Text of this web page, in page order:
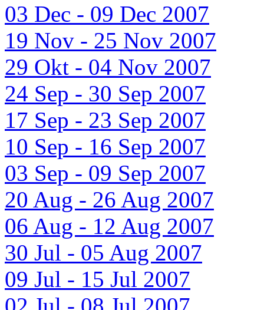
03 Dec - 09 Dec 2007
19 Nov - 25 Nov 2007
29 Okt - 04 Nov 2007
24 Sep - 30 Sep 2007
17 Sep - 23 Sep 2007
10 Sep - 16 Sep 2007
03 Sep - 09 Sep 2007
20 Aug - 26 Aug 2007
06 Aug - 12 Aug 2007
30 Jul - 05 Aug 2007
09 Jul - 15 Jul 2007